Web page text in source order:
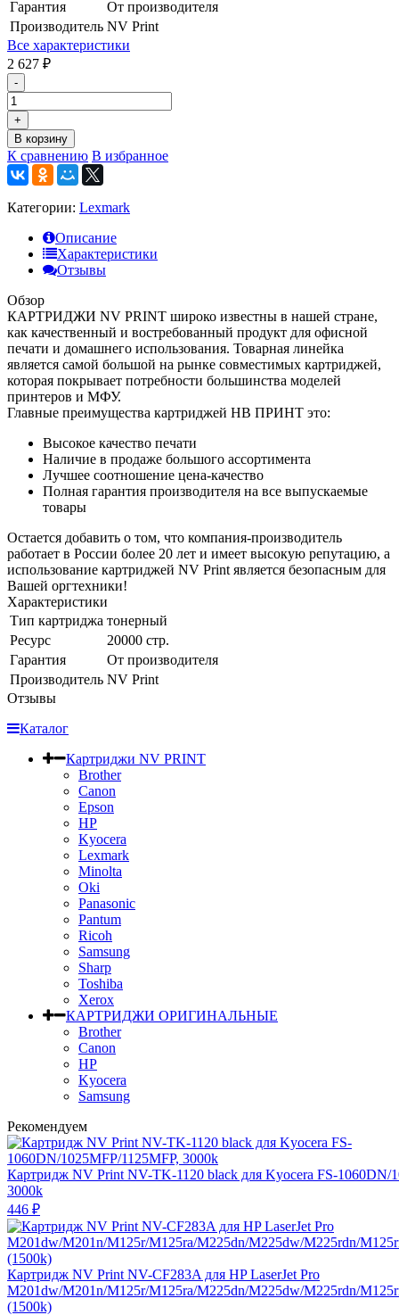
Гарантия
От производителя
Производитель NV Print
Все характеристики
2 627 ₽
-
+
В корзину
К сравнению В избранное
Категории: Lexmark
Описание
Характеристики
Отзывы
Обзор
КАРТРИДЖИ NV PRINT широко известны в нашей стране,
как качественный и востребованный продукт для офисной
печати и домашнего использования. Товарная линейка
является самой большой на рынке совместимых картриджей,
которая покрывает потребности большинства моделей
принтеров и МФУ.
Главные преимущества картриджей НВ ПРИНТ это:
Высокое качество печати
Наличие в продаже большого ассортимента
Лучшее соотношение цена-качество
Полная гарантия производителя на все выпускаемые
товары
Остается добавить о том, что компания-производитель
работает в России более 20 лет и имеет высокую репутацию, а
использование картриджей NV Print является безопасным для
Вашей оргтехники!
Характеристики
Тип картриджа тонерный
Ресурс
20000 стр.
Гарантия
От производителя
Производитель NV Print
Отзывы
Каталог
Картриджи NV PRINT
Brother
Canon
Epson
HP
Kyocera
Lexmark
Minolta
Oki
Panasonic
Pantum
Ricoh
Samsung
Sharp
Toshiba
Xerox
КАРТРИДЖИ ОРИГИНАЛЬНЫЕ
Brother
Canon
HP
Kyocera
Samsung
Рекомендуем
Картридж NV Print NV-TK-1120 black для Kyocera FS-1060DN/
3000k
446 ₽
Картридж NV Print NV-CF283A для HP LaserJet Pro
M201dw/M201n/M125r/M125ra/M225dn/M225dw/M225rdn/
(1500k)